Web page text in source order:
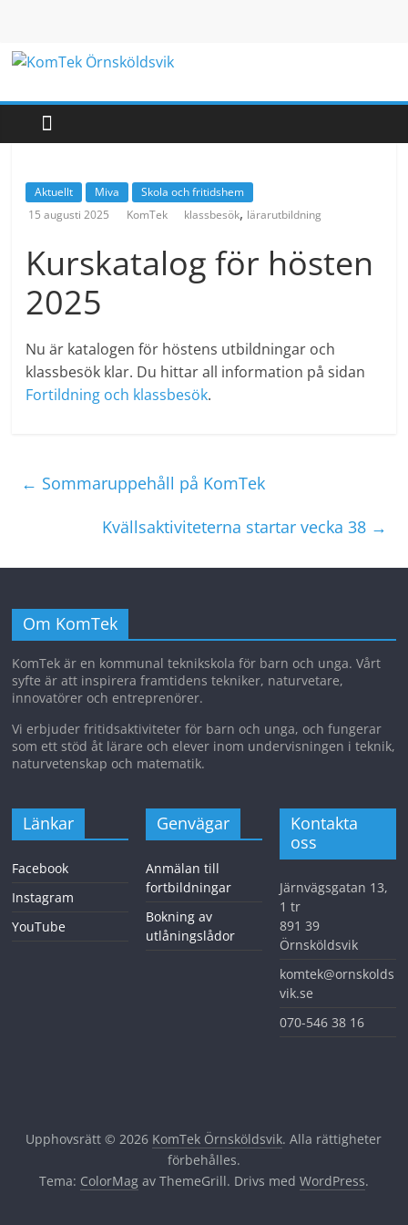
innehåll
KomTek
Örnsköldsvik
för
barn
unga
Aktuellt Miva
Skola och fritidshem
15 augusti 2025
KomTek klassbesök, lärarutbildning
Kurskatalog för hösten
2025
Nu är katalogen för höstens utbildningar och
klassbesök klar. Du hittar all information på sidan
Fortildning och klassbesök.
← Sommaruppehåll på KomTek
Kvällsaktiviteterna startar vecka 38 →
Om KomTek
KomTek är en kommunal teknikskola för barn och unga. Vårt
syfte är att inspirera framtidens tekniker, naturvetare,
innovatörer och entreprenörer.
Vi erbjuder fritidsaktiviteter för barn och unga, och fungerar
som ett stöd åt lärare och elever inom undervisningen i teknik,
naturvetenskap och matematik.
Länkar
Facebook
Instagram
YouTube
Genvägar
Anmälan till
fortbildningar
Bokning av
utlåningslådor
Kontakta
oss
Järnvägsgatan 13,
1 tr
891 39
Örnsköldsvik
komtek@ornskolds
vik.se
070-546 38 16
Upphovsrätt © 2026 KomTek Örnsköldsvik. Alla rättigheter
förbehålles.
Tema: ColorMagav ThemeGrill. Drivs med WordPress.